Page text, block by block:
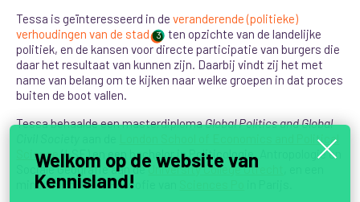
Tessa is geïnteresseerd in deveranderende (politieke)
verhoudingen van de stad
3 ten opzichte van de landelijke
politiek, en de kansen voor directe participatie van burgers die
daar het resultaat van kunnen zijn. Daarbij vindt zij het met
name van belang om te kijken naar welke groepen in dat proces
buiten de boot vallen.
Tessa behaalde een masterdiplomaGlobal Politics and Global
London School of Economics and Political
Science (LSE) en een bachelor in Politicologie, Antropologie en
Sociale Geografie aan deUniversity College Utrecht
minor in Politieke Filosofie van
Welkom op de website van
Kennisland!